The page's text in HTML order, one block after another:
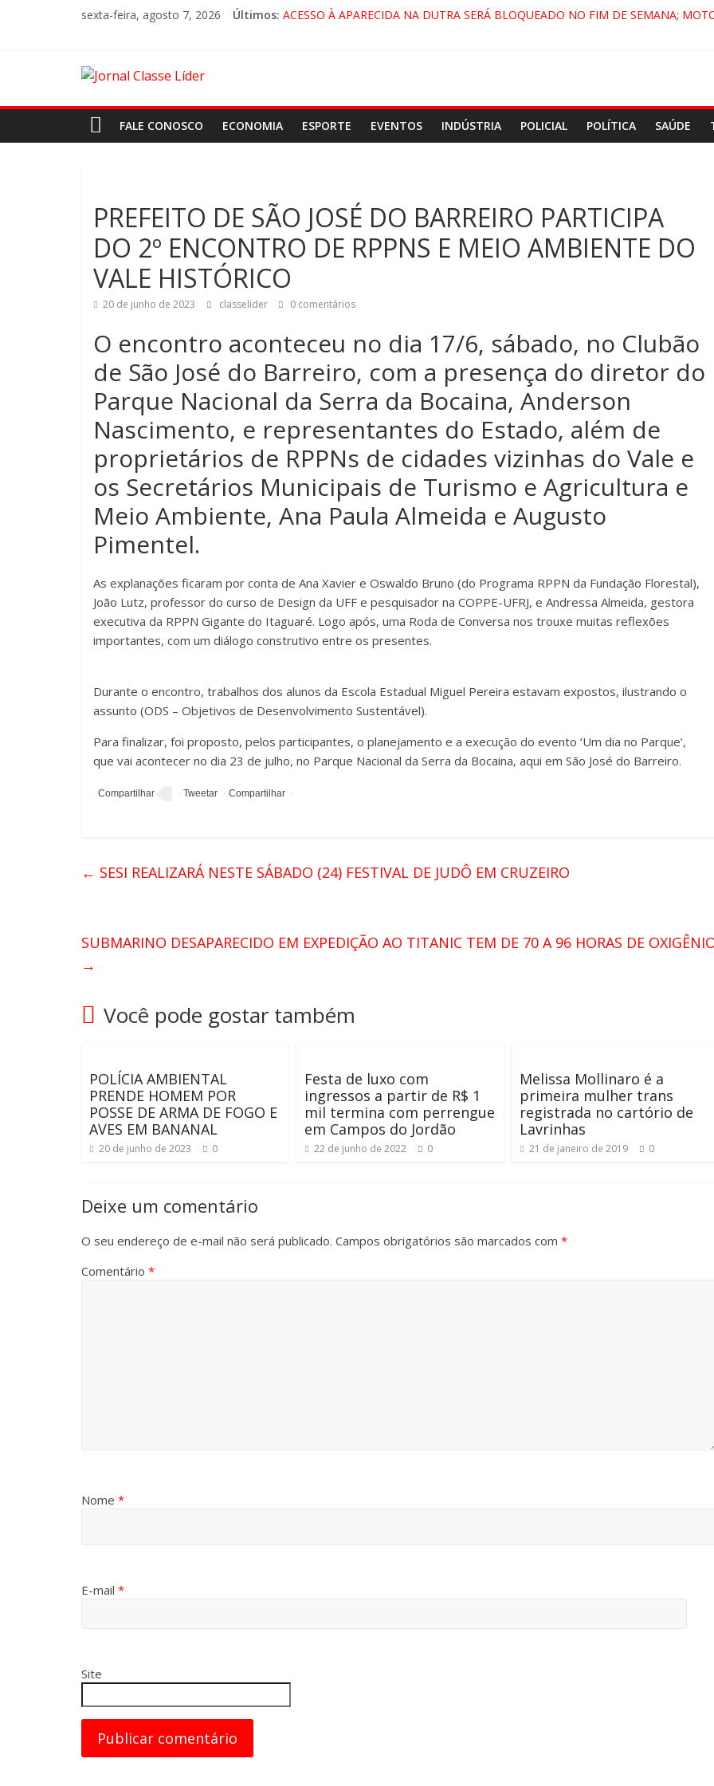
sexta-feira, agosto 7, 2026 Últimos: ACESSO À APARECIDA NA DUTRA SERÁ BLOQUEADO NO FIM DE SEMANA;
FALE CONOSCO ECONOMIA ESPORTE EVENTOS INDÚSTRIA POLICIAL POLÍTICA SAÚDE
PREFEITO DE SÃO JOSÉ DO BARREIRO PARTICIPA
DO 2º ENCONTRO DE RPPNS E MEIO AMBIENTE DO
VALE HISTÓRICO
20 de junho de 2023 classelider 0 comentários
O encontro aconteceu no dia 17/6, sábado, no Clubão
de São José do Barreiro, com a presença do diretor do
Parque Nacional da Serra da Bocaina, Anderson
Nascimento, e representantes do Estado, além de
proprietários de RPPNs de cidades vizinhas do Vale e
os Secretários Municipais de Turismo e Agricultura e
Meio Ambiente, Ana Paula Almeida e Augusto
Pimentel.
As explanações ficaram por conta de Ana Xavier e Oswaldo Bruno (do Programa RPPN da Fundação Florestal),
João Lutz, professor do curso de Design da UFF e pesquisador na COPPE-UFRJ, e Andressa Almeida, gestora
executiva da RPPN Gigante do Itaguaré. Logo após, uma Roda de Conversa nos trouxe muitas reflexões
importantes, com um diálogo construtivo entre os presentes.
Durante o encontro, trabalhos dos alunos da Escola Estadual Miguel Pereira estavam expostos, ilustrando o
assunto (ODS – Objetivos de Desenvolvimento Sustentável).
Para finalizar, foi proposto, pelos participantes, o planejamento e a execução do evento ‘Um dia no Parque’,
que vai acontecer no dia 23 de julho, no Parque Nacional da Serra da Bocaina, aqui em São José do Barreiro.
← SESI REALIZARÁ NESTE SÁBADO (24) FESTIVAL DE JUDÔ EM CRUZEIRO
SUBMARINO DESAPARECIDO EM EXPEDIÇÃO AO TITANIC TEM DE 70 A 96 HORAS DE
→
Você pode gostar também
POLÍCIA AMBIENTAL
PRENDE HOMEM POR
POSSE DE ARMA DE FOGO E
AVES EM BANANAL
20 de junho de 2023 0
Festa de luxo com
ingressos a partir de R$ 1
mil termina com perrengue
em Campos do Jordão
22 de junho de 2022 0
Melissa Mollinaro é a
primeira mulher trans
registrada no cartório de
Lavrinhas
21 de janeiro de 2019 0
Deixe um comentário
O seu endereço de e-mail não será publicado. Campos obrigatórios são marcados com *
Comentário *
Nome *
E-mail *
Site